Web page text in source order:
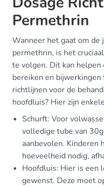
Permethrin
Wanneer het gaat om de
permethrin, is het
te volgen. Dit kan
bereiken en
richtlijnen voor de
hoofdluis? Hier zijn
Schurft: Voor
volledige tube van
aanbevolen. Kinderen
hoeveelheid nodig,
Hoofdluis: Hier is een
gewenst. Deze moet